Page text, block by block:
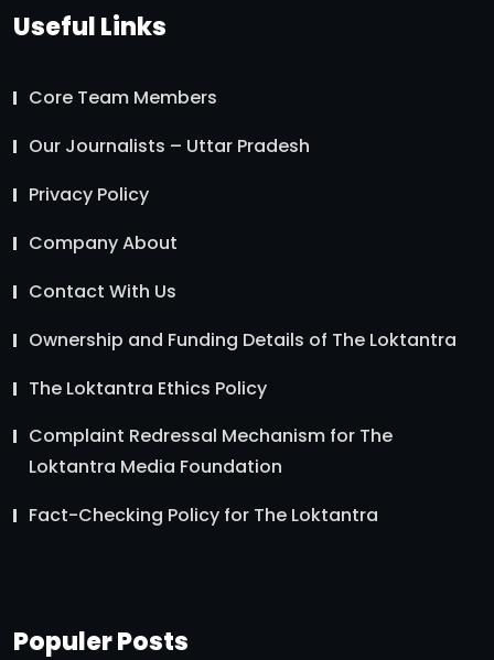
Useful Links
Core Team Members
Our Journalists – Uttar Pradesh
Privacy Policy
Company About
Contact With Us
Ownership and Funding Details of The Loktantra
The Loktantra Ethics Policy
Complaint Redressal Mechanism for The
Loktantra Media Foundation
Fact-Checking Policy for The Loktantra
Populer Posts